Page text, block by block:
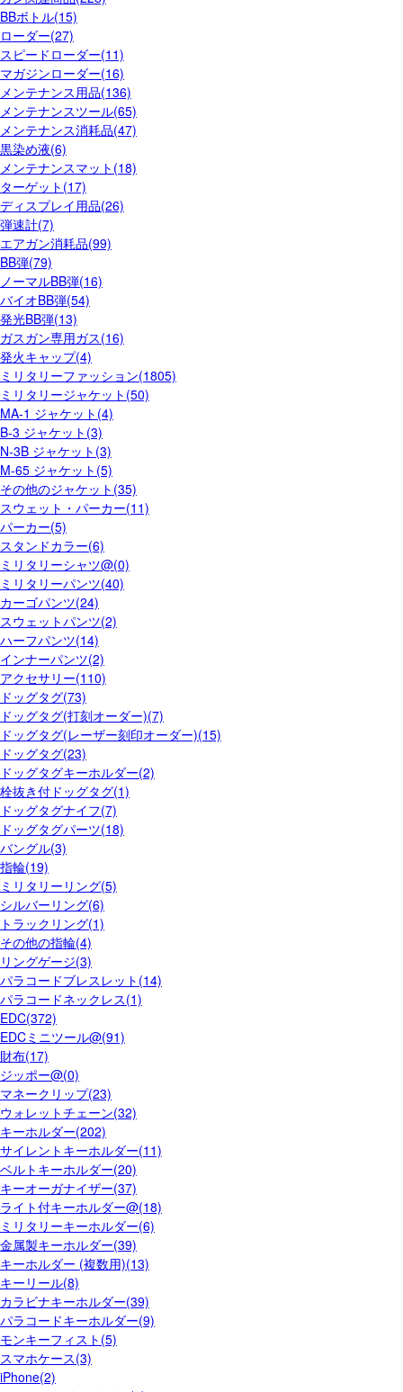
BBボトル(15)
ローダー(27)
スピードローダー(11)
マガジンローダー(16)
メンテナンス用品(136)
メンテナンスツール(65)
メンテナンス消耗品(47)
黒染め液(6)
メンテナンスマット(18)
ターゲット(17)
ディスプレイ用品(26)
弾速計(7)
エアガン消耗品(99)
BB弾(79)
ノーマルBB弾(16)
バイオBB弾(54)
発光BB弾(13)
ガスガン専用ガス(16)
発火キャップ(4)
ミリタリーファッション(1805)
ミリタリージャケット(50)
MA-1 ジャケット(4)
B-3 ジャケット(3)
N-3B ジャケット(3)
M-65 ジャケット(5)
その他のジャケット(35)
スウェット・パーカー(11)
パーカー(5)
スタンドカラー(6)
ミリタリーシャツ@(0)
ミリタリーパンツ(40)
カーゴパンツ(24)
スウェットパンツ(2)
ハーフパンツ(14)
インナーパンツ(2)
アクセサリー(110)
ドッグタグ(73)
ドッグタグ(打刻オーダー)(7)
ドッグタグ(レーザー刻印オーダー)(15)
ドッグタグ(23)
ドッグタグキーホルダー(2)
栓抜き付ドッグタグ(1)
ドッグタグナイフ(7)
ドッグタグパーツ(18)
バングル(3)
指輪(19)
ミリタリーリング(5)
シルバーリング(6)
トラックリング(1)
その他の指輪(4)
リングゲージ(3)
パラコードブレスレット(14)
パラコードネックレス(1)
EDC(372)
EDCミニツール@(91)
財布(17)
ジッポー@(0)
マネークリップ(23)
ウォレットチェーン(32)
キーホルダー(202)
サイレントキーホルダー(11)
ベルトキーホルダー(20)
キーオーガナイザー(37)
ライト付キーホルダー@(18)
ミリタリーキーホルダー(6)
金属製キーホルダー(39)
キーホルダー (複数用)(13)
キーリール(8)
カラビナキーホルダー(39)
パラコードキーホルダー(9)
モンキーフィスト(5)
スマホケース(3)
iPhone(2)